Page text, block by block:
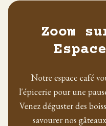
Zoom
Notre espace café
l'épicerie pour une
Venez déguster des
savourer nos